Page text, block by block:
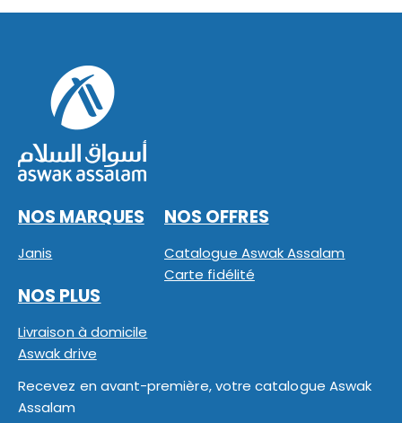
NOS MARQUES
Janis
NOS OFFRES
Catalogue Aswak Assalam
Carte fidélité
NOS PLUS
Livraison à domicile
Aswak drive
Recevez en avant-première, votre catalogue Aswak
Assalam